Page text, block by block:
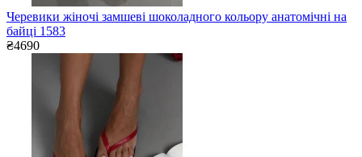
Черевики жіночі замшеві шоколадного кольору анатомічні на
байці 1583
₴4690